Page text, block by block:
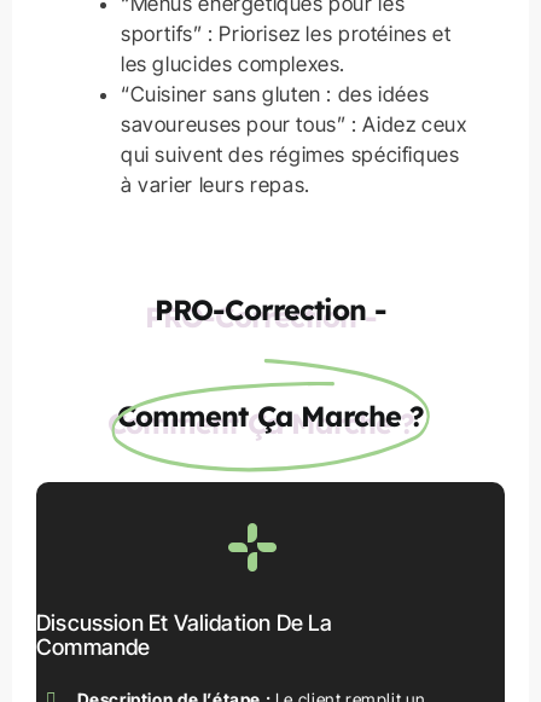
sportifs” : Priorisez les protéines et
les glucides complexes.
“Cuisiner sans gluten : des idées
savoureuses pour tous” : Aidez ceux
qui suivent des régimes spécifiques
à varier leurs repas.
PRO-Correction -
Comment Ça Marche ?
Discussion Et Validation De La
Commande